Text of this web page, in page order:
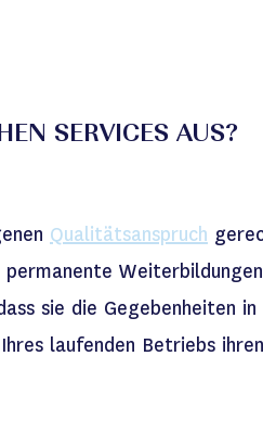
SERVICES AUS?
Qualitätsanspruch
permanente Weiterbildungen
sie die Gegebenheiten in
laufenden Betriebs